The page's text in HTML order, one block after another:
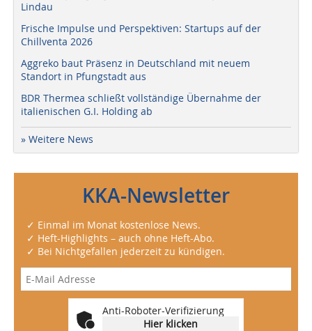
Lindau
Frische Impulse und Perspektiven: Startups auf der
Chillventa 2026
Aggreko baut Präsenz in Deutschland mit neuem
Standort in Pfungstadt aus
BDR Thermea schließt vollständige Übernahme der
italienischen G.I. Holding ab
» Weitere News
KKA-Newsletter
✓ Einmal im Monat kostenlose News.
✓ Heft-Highlights – auch ohne Heft-Abo.
✓ Bei Nichtgefallen jederzeit zu kündigen.
Anti-Roboter-Verifizierung
Hier klicken